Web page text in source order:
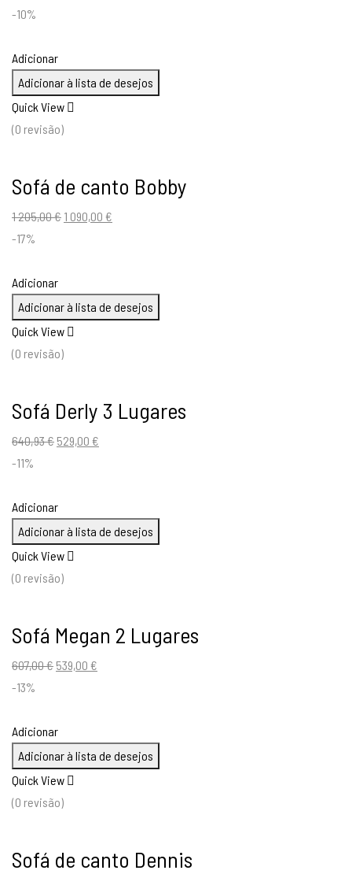
-10%
Adicionar
Adicionar à lista de desejos
Quick View
(0 revisão)
Sofá de canto Bobby
1 205,00€ O
1
205,00 €.
1 090,00 €
1
090,00 €.
-17%
Adicionar
Adicionar à lista de desejos
Quick View
(0 revisão)
Sofá Derly 3 Lugares
640,93€ O
era:
640,93 €.
529,00 €
529,00 €.
-11%
Adicionar
Adicionar à lista de desejos
Quick View
(0 revisão)
Sofá Megan 2 Lugares
607,00€ O
era:
607,00 €.
539,00 €
539,00 €.
-13%
Adicionar
Adicionar à lista de desejos
Quick View
(0 revisão)
Sofá de canto Dennis